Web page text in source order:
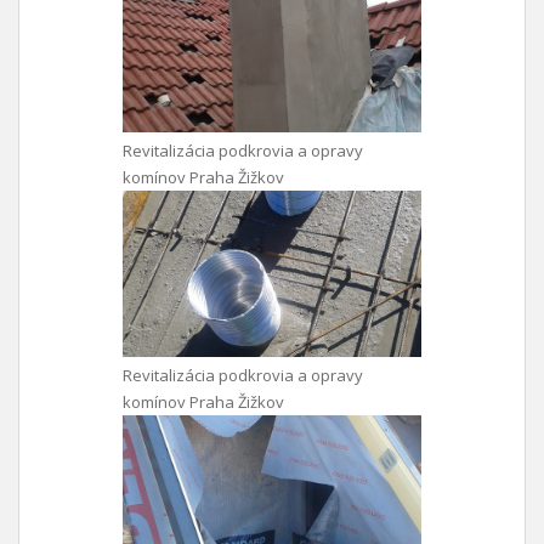
Revitalizácia podkrovia a opravy
komínov Praha Žižkov
Revitalizácia podkrovia a opravy
komínov Praha Žižkov